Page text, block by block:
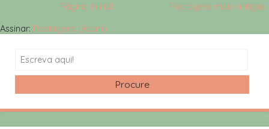
Postagens mais antigas
Página inicial
Assinar: Postagens (Atom)
Search